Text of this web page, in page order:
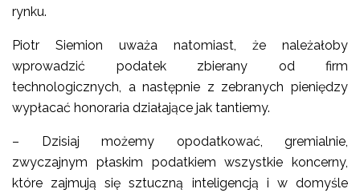
rynku.
Piotr Siemion uważa natomiast, że należałoby
wprowadzić podatek zbierany od firm
technologicznych, a następnie z zebranych pieniędzy
wypłacać honoraria działające jak tantiemy.
– Dzisiaj możemy opodatkować, gremialnie,
zwyczajnym płaskim podatkiem wszystkie koncerny,
które zajmują się sztuczną inteligencją i w domyśle